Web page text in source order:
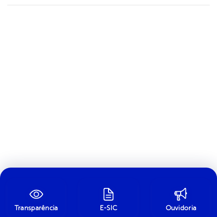
Transparência E-SIC Ouvidoria